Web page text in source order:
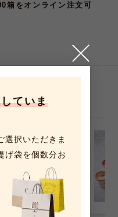
箱をオンライン注文可
ていま
選択いただきま
げ袋を個数分お